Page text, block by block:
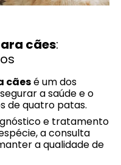
cães:
cãesé um dos
a saúde e o
de quatro patas.
e tratamento
a consulta
a qualidade de